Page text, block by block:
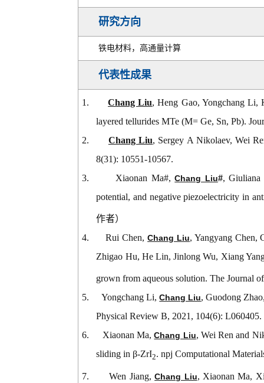
研究方向
铁电材料，高通量计算
代表性成果
1. Chang Liu, Heng Gao, Yongchang Li,
layered tellurides MTe (M= Ge, Sn, Pb).
2.
Chang Liu, Sergey A Nikolaev, Wei
8(31): 10551-10567.
3.
Xiaonan Ma#,Chang Liu#, Giuliana
potential, and negative piezoelectricity in
作者）
4.
Rui Chen,Chang Liu, Yangyang Chen,
Zhigao Hu, He Lin, Jinlong Wu, Xiang
grown from aqueous solution. The Journal
5.
Yongchang Li,Chang Liu, Guodong
Physical Review B, 2021, 104(6): L060405.
6.
Xiaonan Ma,Chang Liu, Wei Ren and
sliding in β-ZrI2. npj Computational
7. Wen Jiang,Chang Liu, Xiaonan Ma,